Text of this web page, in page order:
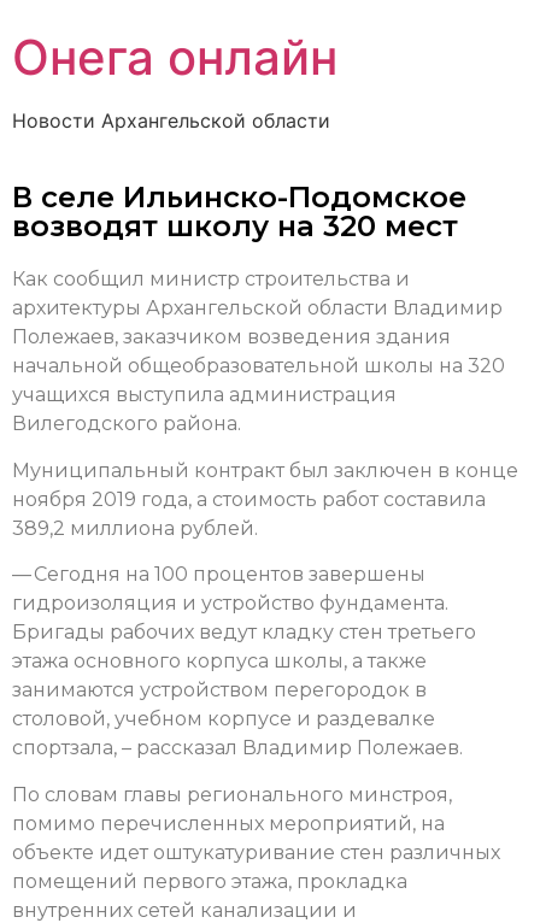
Онега онлайн
Новости Архангельской области
В селе Ильинско-Подомское
возводят школу на 320 мест
Как сообщил министр строительства и
архитектуры Архангельской области Владимир
Полежаев, заказчиком возведения здания
начальной общеобразовательной школы на 320
учащихся выступила администрация
Вилегодского района.
Муниципальный контракт был заключен в конце
ноября 2019 года, а стоимость работ составила
389,2 миллиона рублей.
— Сегодня на 100 процентов завершены
гидроизоляция и устройство фундамента.
Бригады рабочих ведут кладку стен третьего
этажа основного корпуса школы, а также
занимаются устройством перегородок в
столовой, учебном корпусе и раздевалке
спортзала, – рассказал Владимир Полежаев.
По словам главы регионального минстроя,
помимо перечисленных мероприятий, на
объекте идет оштукатуривание стен различных
помещений первого этажа, прокладка
внутренних сетей канализации и